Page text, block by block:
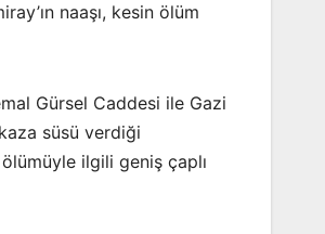
naaşı, kesin ölüm
Gürsel Caddesi ile Gazi
süsü verdiği
ilgili geniş çaplı